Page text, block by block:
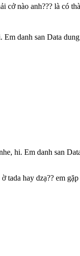
cở nào anh??? là có
danh san Data
hi. Em danh san
tada hay dzạ?? em